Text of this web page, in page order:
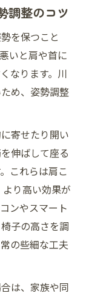
る重要性
療の活用法
診ポイン
防止を徹
調整のコツ
を保つこと
いと肩や首に
なります。川
め、姿勢調整
寄せたり開い
伸ばして座る
これらは肩こ
り高い効果が
ンやスマート
子の高さを調
の些細な工夫
は、家族や同